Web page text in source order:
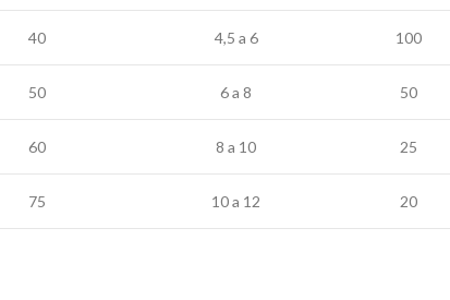
40 4,5 a 6 100
50 6 a 8 50
60 8 a 10 25
75 10 a 12 20